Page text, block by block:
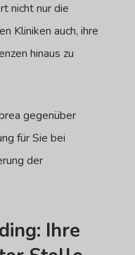
nicht nur die
Kliniken auch, ihre
hinaus zu
gegenüber
für Sie bei
der
Ihre